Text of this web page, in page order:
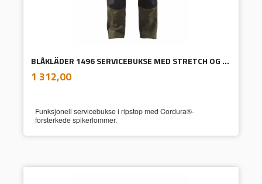
BLÅKLÄDER 1496 SERVICEBUKSE MED STRETCH OG SPIKERLOMMER
Pris
1 312,00mva.
Funksjonell servicebukse i ripstop med Cordura®-
forsterkede spikerlommer.